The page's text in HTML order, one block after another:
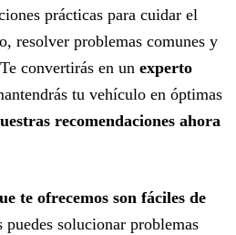
prácticas para cuidar el
resolver problemas comunes y
convertirás en un experto
tu vehículo en óptimas
recomendaciones ahora
te ofrecemos son fáciles de
puedes solucionar problemas